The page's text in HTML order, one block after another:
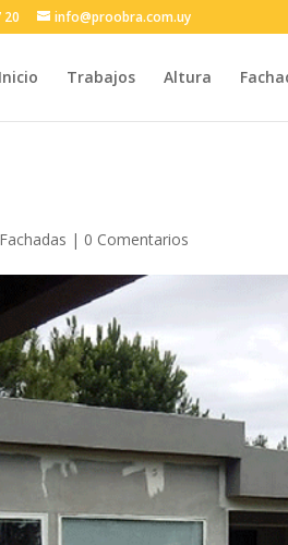
20 info@proobra.com.uy
Inicio Trabajos Altura
Fachadas | 0 Comentarios